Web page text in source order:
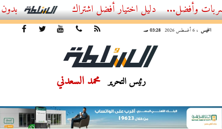
أفضل اشتراك IPTV بدون تقطيع 2026 – دليل المشاهد العصري
الخميس ، 6 أغسطس 2026 03:28 صـ
رئيس التحرير محمد السعدني